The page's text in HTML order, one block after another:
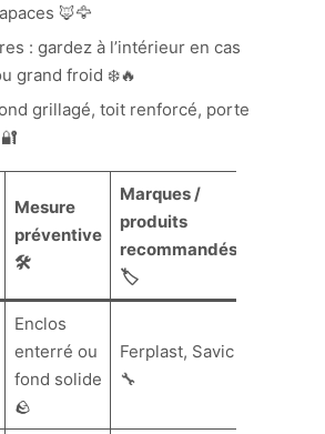
🦊🦅
: gardez à l’intérieur en cas
grand froid ❄️🔥
grillagé, toit renforcé, porte
Mesure
préventive
🛠️
Marques /
produits
recommandés
🏷️
Enclos
enterré ou
fond solide
🪨
Ferplast, Savic
🔧